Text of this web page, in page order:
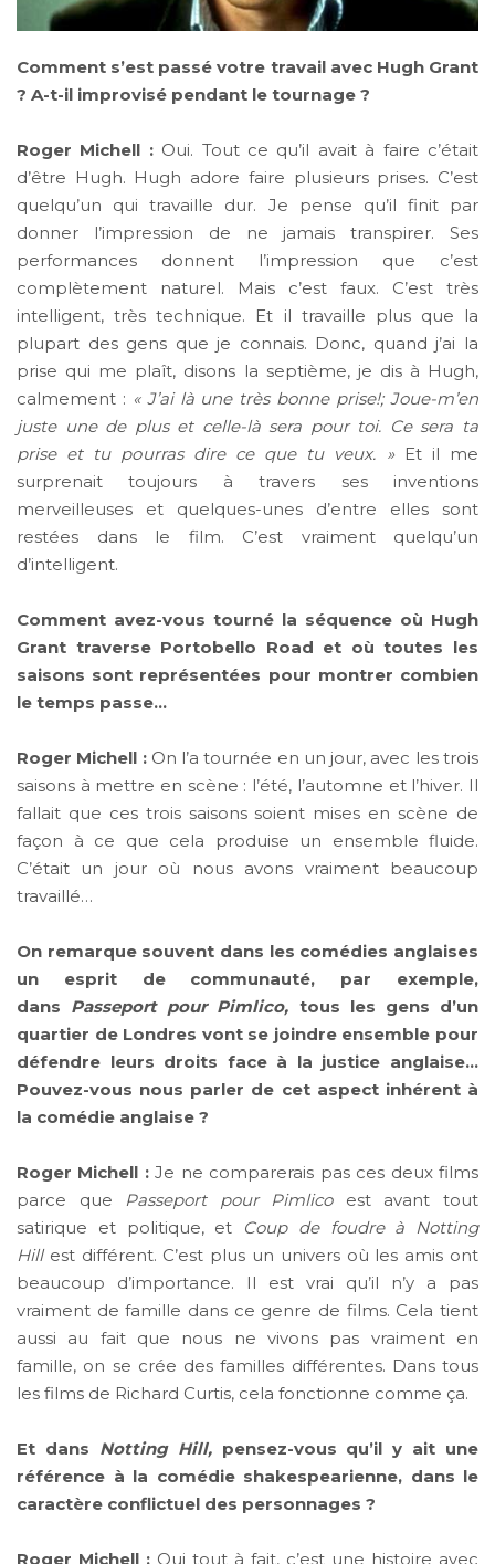
Comment s’est passé votre travail avec Hugh Grant
? A-t-il improvisé pendant le tournage ?
Roger Michell :Oui. Tout ce qu’il avait à faire c’était
d’être Hugh. Hugh adore faire plusieurs prises. C’est
quelqu’un qui travaille dur. Je pense qu’il finit par
donner l’impression de ne jamais transpirer. Ses
performances donnent l’impression que c’est
complètement naturel. Mais c’est faux. C’est très
intelligent, très technique. Et il travaille plus que la
plupart des gens que je connais. Donc, quand j’ai la
prise qui me plaît, disons la septième, je dis à Hugh,
calmement : « J’ai là une très bonne prise!; Joue-m’en
juste une de plus et celle-là sera pour toi. Ce sera ta
prise et tu pourras dire ce que tu veux. »Et il me
surprenait toujours à travers ses inventions
merveilleuses et quelques-unes d’entre elles sont
restées dans le film. C’est vraiment quelqu’un
d’intelligent.
Comment avez-vous tourné la séquence où Hugh
Grant traverse Portobello Road et où toutes les
saisons sont représentées pour montrer combien
le temps passe…
Roger Michell :On l’a tournée en un jour, avec les trois
saisons à mettre en scène : l’été, l’automne et l’hiver. Il
fallait que ces trois saisons soient mises en scène de
façon à ce que cela produise un ensemble fluide.
C’était un jour où nous avons vraiment beaucoup
travaillé…
On remarque souvent dans les comédies anglaises
un esprit de communauté, par exemple,
dans Passeport pour Pimlico, tous les gens d’un
quartier de Londres vont se joindre ensemble pour
défendre leurs droits face à la justice anglaise…
Pouvez-vous nous parler de cet aspect inhérent à
la comédie anglaise ?
Roger Michell :Je ne comparerais pas ces deux films
parce que Passeport pour Pimlicoest avant tout
satirique et politique, et
Coup de foudre à Notting
Hill est différent. C’est plus un univers où les amis ont
beaucoup d’importance. Il est vrai qu’il n’y a pas
vraiment de famille dans ce genre de films. Cela tient
aussi au fait que nous ne vivons pas vraiment en
famille, on se crée des familles différentes. Dans tous
les films de Richard Curtis, cela fonctionne comme ça.
Et dans Notting Hill,pensez-vous qu’il y ait une
référence à la comédie shakespearienne, dans le
caractère conflictuel des personnages ?
Roger Michell : Oui tout à fait, c’est une histoire avec